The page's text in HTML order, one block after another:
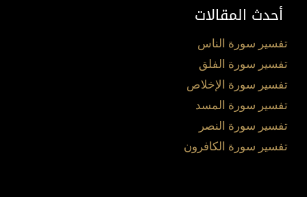
أحدث المقالات
تفسير سورة الناس
تفسير سورة الفلق
تفسير سورة الإخلاص
تفسير سورة المسد
تفسير سورة النصر
تفسير سورة الكافرون